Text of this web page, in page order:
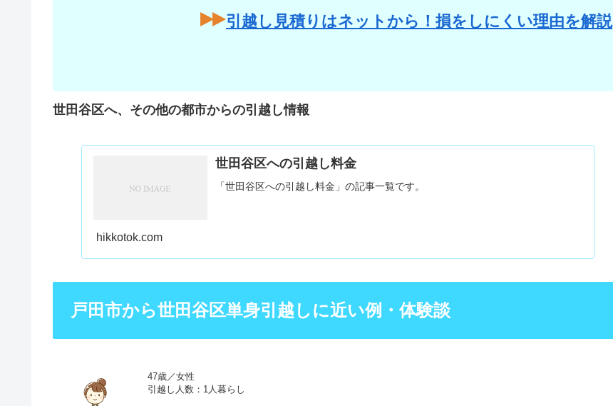
引越し見積りはネットから！損をしにくい理由を解説
世田谷区へ、その他の都市からの引越し情報
世田谷区への引越し料金
「世田谷区への引越し料金」の記事一覧です。
hikkotok.com
戸田市から世田谷区単身引越しに近い例・体験談
47歳／女性
引越し人数：1人暮らし